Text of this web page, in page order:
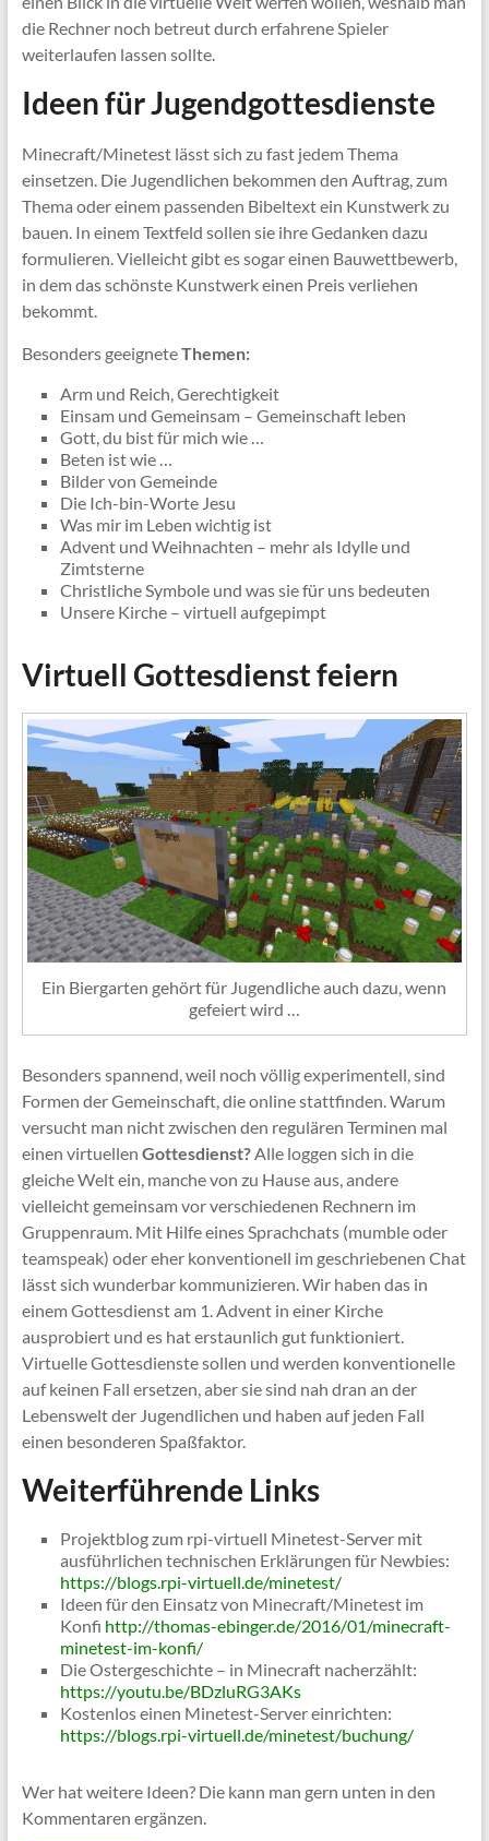
die Rechner noch betreut durch erfahrene Spieler
weiterlaufen lassen sollte.
Ideen für Jugendgottesdienste
Minecraft/Minetest lässt sich zu fast jedem Thema
einsetzen. Die Jugendlichen bekommen den Auftrag, zum
Thema oder einem passenden Bibeltext ein Kunstwerk zu
bauen. In einem Textfeld sollen sie ihre Gedanken dazu
formulieren. Vielleicht gibt es sogar einen Bauwettbewerb,
in dem das schönste Kunstwerk einen Preis verliehen
bekommt.
Besonders geeigneteThemen:
Arm und Reich, Gerechtigkeit
Einsam und Gemeinsam – Gemeinschaft leben
Gott, du bist für mich wie …
Beten ist wie …
Bilder von Gemeinde
Die Ich-bin-Worte Jesu
Was mir im Leben wichtig ist
Advent und Weihnachten – mehr als Idylle und
Zimtsterne
Christliche Symbole und was sie für uns bedeuten
Unsere Kirche – virtuell aufgepimpt
Virtuell Gottesdienst feiern
Ein Biergarten gehört für Jugendliche auch dazu, wenn
gefeiert wird …
Besonders spannend, weil noch völlig experimentell, sind
Formen der Gemeinschaft, die online stattfinden. Warum
versucht man nicht zwischen den regulären Terminen mal
einen virtuellen Gottesdienst?Alle loggen sich in die
gleiche Welt ein, manche von zu Hause aus, andere
vielleicht gemeinsam vor verschiedenen Rechnern im
Gruppenraum. Mit Hilfe eines Sprachchats (mumble oder
teamspeak) oder eher konventionell im geschriebenen Chat
lässt sich wunderbar kommunizieren. Wir haben das in
einem Gottesdienst am 1. Advent in einer Kirche
ausprobiert und es hat erstaunlich gut funktioniert.
Virtuelle Gottesdienste sollen und werden konventionelle
auf keinen Fall ersetzen, aber sie sind nah dran an der
Lebenswelt der Jugendlichen und haben auf jeden Fall
einen besonderen Spaßfaktor.
Weiterführende Links
Projektblog zum rpi-virtuell Minetest-Server mit
ausführlichen technischen Erklärungen für Newbies:
https://blogs.rpi-virtuell.de/minetest/
Ideen für den Einsatz von Minecraft/Minetest im
Konfi http://thomas-ebinger.de/2016/01/minecraft-
minetest-im-konfi/
Die Ostergeschichte – in Minecraft nacherzählt:
https://youtu.be/BDzluRG3AKs
Kostenlos einen Minetest-Server einrichten:
https://blogs.rpi-virtuell.de/minetest/buchung/
Wer hat weitere Ideen? Die kann man gern unten in den
Kommentaren ergänzen.